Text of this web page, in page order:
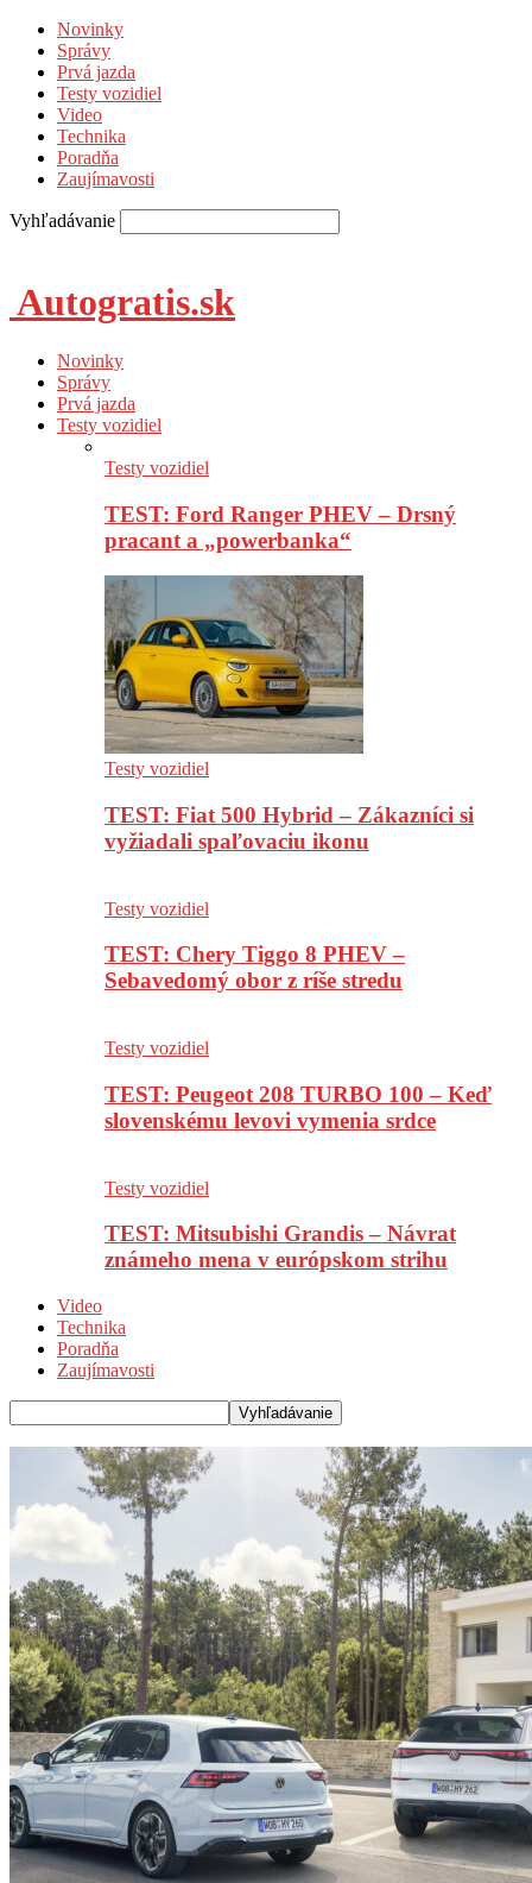
Novinky
Správy
Prvá jazda
Testy vozidiel
Video
Technika
Poradňa
Zaujímavosti
Vyhľadávanie
Autogratis.sk
Novinky
Správy
Prvá jazda
Testy vozidiel
Testy vozidiel
TEST: Ford Ranger PHEV – Drsný
pracant a „powerbanka“
Testy vozidiel
TEST: Fiat 500 Hybrid – Zákazníci si
vyžiadali spaľovaciu ikonu
Testy vozidiel
TEST: Chery Tiggo 8 PHEV –
Sebavedomý obor z ríše stredu
Testy vozidiel
TEST: Peugeot 208 TURBO 100 – Keď
slovenskému levovi vymenia srdce
Testy vozidiel
TEST: Mitsubishi Grandis – Návrat
známeho mena v európskom strihu
Video
Technika
Poradňa
Zaujímavosti